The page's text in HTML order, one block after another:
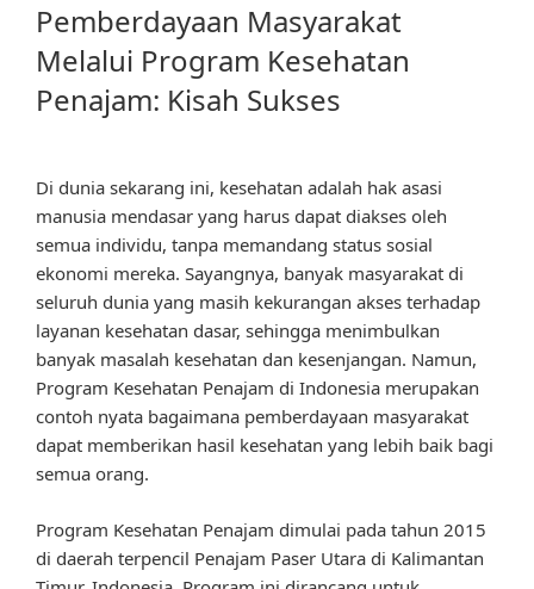
Pemberdayaan Masyarakat
Melalui Program Kesehatan
Penajam: Kisah Sukses
Di dunia sekarang ini, kesehatan adalah hak asasi
manusia mendasar yang harus dapat diakses oleh
semua individu, tanpa memandang status sosial
ekonomi mereka. Sayangnya, banyak masyarakat di
seluruh dunia yang masih kekurangan akses terhadap
layanan kesehatan dasar, sehingga menimbulkan
banyak masalah kesehatan dan kesenjangan. Namun,
Program Kesehatan Penajam di Indonesia merupakan
contoh nyata bagaimana pemberdayaan masyarakat
dapat memberikan hasil kesehatan yang lebih baik bagi
semua orang.
Program Kesehatan Penajam dimulai pada tahun 2015
di daerah terpencil Penajam Paser Utara di Kalimantan